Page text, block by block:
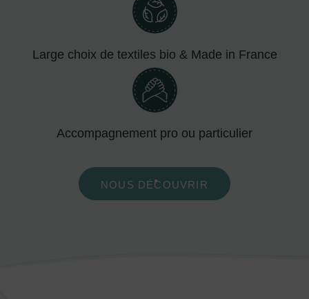
Large choix de textiles bio & Made in France
Accompagnement pro ou particulier
NOUS DÉCOUVRIR